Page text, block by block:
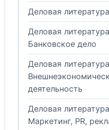
Деловая литература
Деловая
Банковское дело
Деловая
деятельность
Деловая
Маркетинг, PR,